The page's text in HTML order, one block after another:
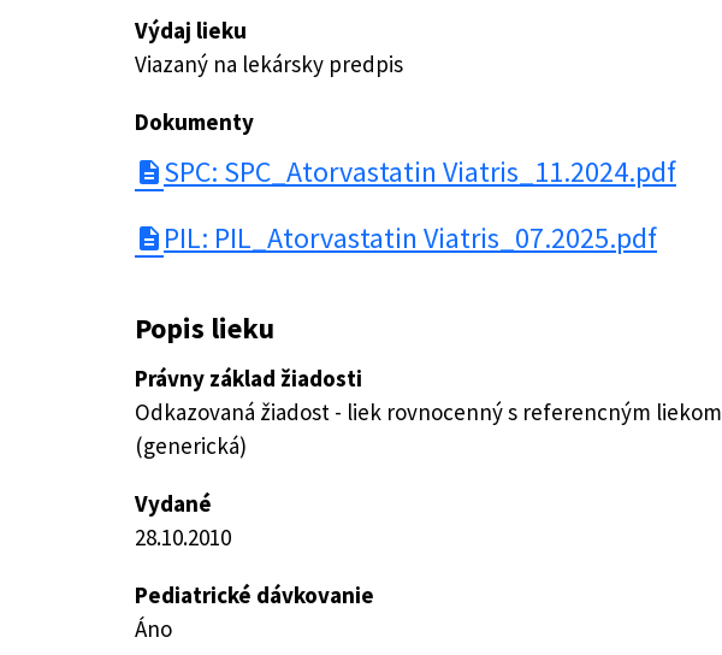
Výdaj lieku
Viazaný na lekársky predpis
Dokumenty
description SPC: SPC_Atorvastatin Viatris_11.2024.pdf
description PIL: PIL_Atorvastatin Viatris_07.2025.pdf
Popis lieku
Právny základ žiadosti
Odkazovaná žiadost - liek rovnocenný s referencným liekom
(generická)
Vydané
28.10.2010
Pediatrické dávkovanie
Áno